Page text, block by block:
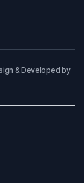
& Developed by